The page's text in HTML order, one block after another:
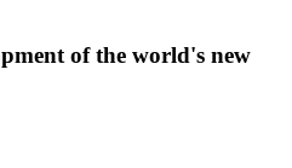
of the world's new